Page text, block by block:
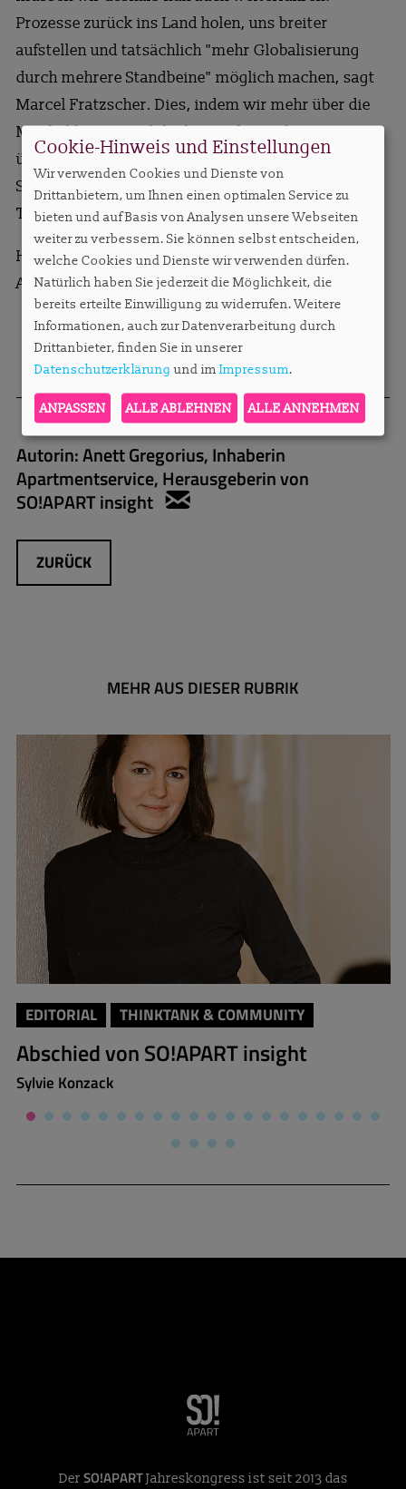
Prozesse zurück ins Land holen, uns breiter
aufstellen und tatsächlich "mehr Globalisierung
durch mehrere Standbeine" möglich machen, sagt
Marcel Fratzscher. Dies, indem wir mehr über die
Möglichkeiten nachdenken und sprechen, statt nur
über die Risiken. Letzteres können wir in unserem
Segment, finde ich, mit Bravour! Also Chakka,
Transformation!
Herzliche Grüße,
Anett Gregorius
Autorin:Anett Gregorius, Inhaberin
Apartmentservice, Herausgeberin von
SO!APART insight
ZURÜCK
MEHR AUS DIESER RUBRIK
EDITORIAL THINKTANK & COMMUNITY
Abschied von SO!APART insight
Sylvie Konzack
Der SO!APARTJahreskongress ist seit 2013 das
Cookie-Hinweis und Einstellungen
Wir verwenden Cookies und Dienste von
Drittanbietern, um Ihnen einen optimalen Service zu
bieten und auf Basis von Analysen unsere Webseiten
weiter zu verbessern. Sie können selbst entscheiden,
welche Cookies und Dienste wir verwenden dürfen.
Natürlich haben Sie jederzeit die Möglichkeit, die
bereits erteilte Einwilligung zu widerrufen. Weitere
Informationen, auch zur Datenverarbeitung durch
Drittanbieter, finden Sie in unserer
Datenschutzerklärung und im Impressum.
ANPASSEN ALLE ABLEHNEN ALLE ANNEHMEN